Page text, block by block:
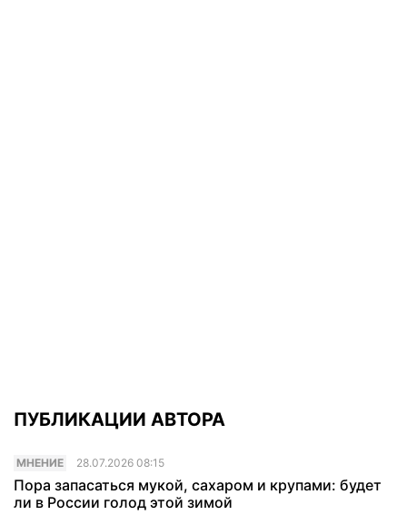
ПУБЛИКАЦИИ АВТОРА
МНЕНИЕ 28.07.2026 08:15
Пора запасаться мукой, сахаром и крупами: будет
ли в России голод этой зимой